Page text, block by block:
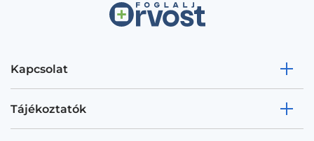
Kapcsolat
Tájékoztatók